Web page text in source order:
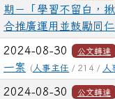
期－「學習不留白，
合推廣運用並鼓勵同
2024-08-30 公文轉達
一案
( 人事主任 / 214 / 人
2024-08-30 公文轉達